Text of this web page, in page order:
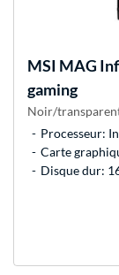
MSI MAG
gaming
Noir/
Processeur:
Carte
Disque dur: